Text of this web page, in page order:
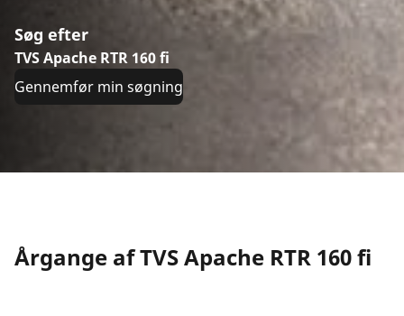
Søg efter
TVS Apache RTR 160 fi
Gennemfør min søgning
Årgange af TVS Apache RTR 160 fi